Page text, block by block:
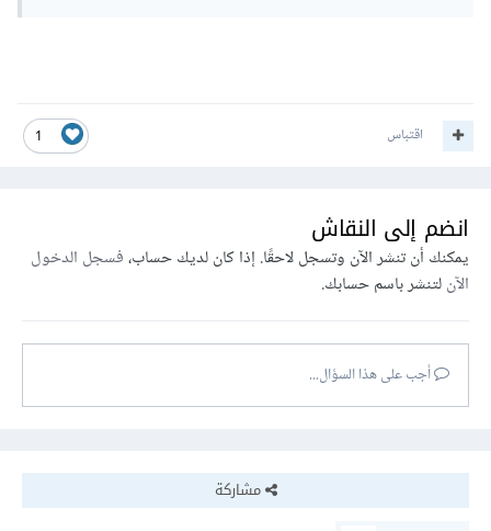
1 اقتباس
انضم إلى النقاش
يمكنك أن تنشر الآن وتسجل لاحقًا. إذا كان لديك حساب،فسجل الدخول
الآنلتنشر باسم حسابك.
أجب على هذا السؤال...
مشاركة